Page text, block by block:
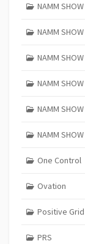
NAMM
NAMM
NAMM
NAMM
NAMM
NAMM
One Control
Ovation
Positive Grid
PRS